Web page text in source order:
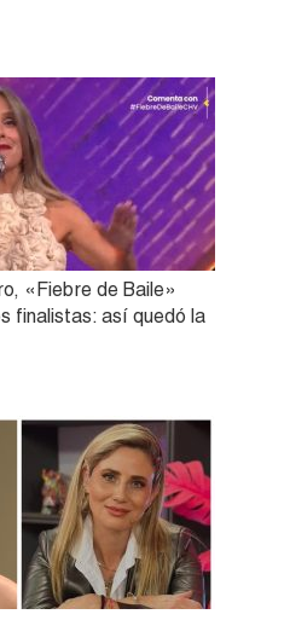
«Fiebre de Baile»
finalistas: así quedó la